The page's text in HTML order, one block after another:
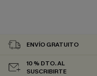
ENVÍO GRATUITO
10 % DTO. AL
SUSCRIBIRTE